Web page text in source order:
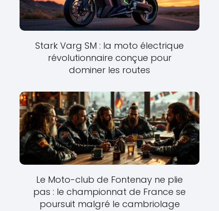
Stark Varg SM : la moto électrique
révolutionnaire conçue pour
dominer les routes
Le Moto-club de Fontenay ne plie
pas : le championnat de France se
poursuit malgré le cambriolage